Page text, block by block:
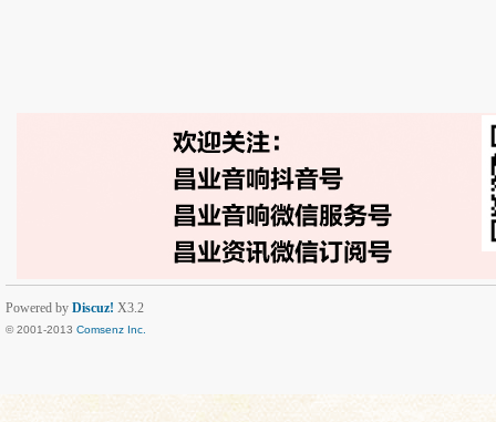
Powered by Discuz! X3.2
© 2001-2013 Comsenz Inc.